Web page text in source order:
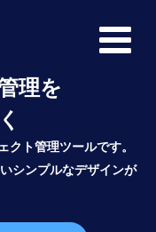
理を
ト管理ツールです。
シンプルなデザインが